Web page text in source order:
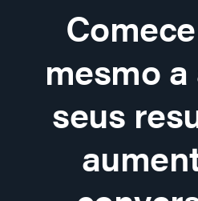
mesmo
seus